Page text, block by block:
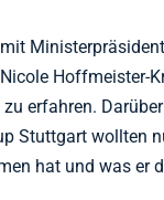
mit
Hoffmeister-
erfahren.
Stuttgart wollten
hat und was er